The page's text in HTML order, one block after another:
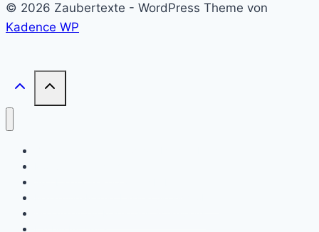
© 2026 Zaubertexte - WordPress Theme von
Kadence WP